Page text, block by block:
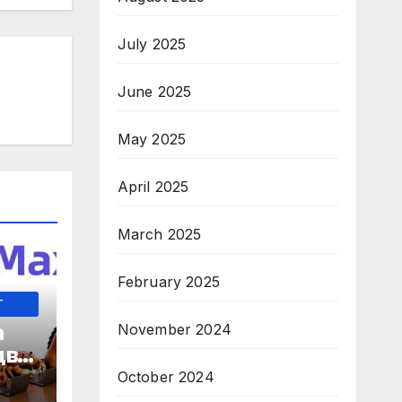
July 2025
June 2025
May 2025
April 2025
March 2025
February 2025
November 2024
October 2024